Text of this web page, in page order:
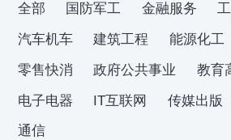
全部 国防军工 金融服务
汽车机车
建筑工程 能源化工
零售快消
政府公共事业
教育
电子电器
IT互联网 传媒出版
通信